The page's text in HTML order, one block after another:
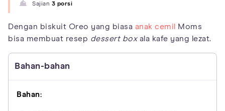
Sajian 3 porsi
Dengan biskuit Oreo yang biasa anak cemil
Moms
bisa membuat resep dessert boxala kafe yang lezat.
Bahan-bahan
Bahan: